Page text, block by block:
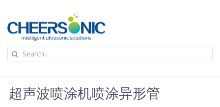
content
应用
Search
超声波喷涂机喷涂异形管